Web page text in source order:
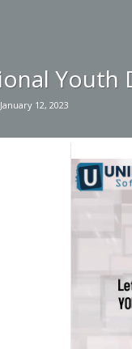
Youth
January 12, 2023